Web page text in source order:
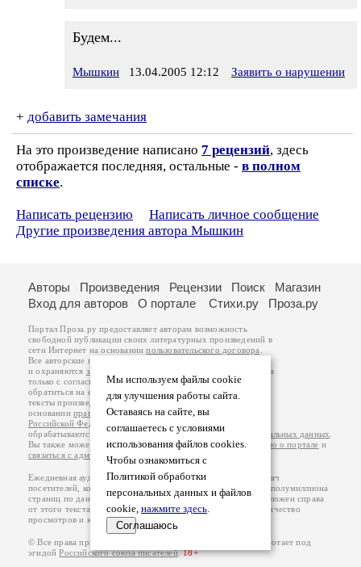
Будем...
Мышкин 13.04.2005 12:12 Заявить о нарушении
+ добавить замечания
На это произведение написано 7 рецензий, здесь
отображается последняя, остальные - в полном
списке.
Написать рецензию
Написать личное сообщение
Другие произведения автора Мышкин
Мы используем файлы cookie
для улучшения работы сайта.
Оставаясь на сайте, вы
соглашаетесь с условиями
использования файлов cookies.
Чтобы ознакомиться с
Политикой обработки
персональных данных и файлов
cookie, нажмите здесь.
Соглашаюсь
Авторы Произведения Рецензии Поиск
Магазин
Вход для авторов
О портале Стихи.ру Проза.ру
Портал Проза.ру предоставляет авторам возможность
свободной публикации своих литературных произведений в
сети Интернет на основаниипользовательского договора
Все авторские права на произведения принадлежат авторам
и охраняются законом
. Перепечатка произведений возможна
только с согласия его автора, к которому вы можете
обратиться на его авторской странице. Ответственность за
тексты произведений авторы несут самостоятельно на
основанииправил публикацииизаконодательства
Российской Федерации
обрабатываются на основанииПолитики обработки персональных данных
Вы также можете посмотреть более подробнуюинформацию о портале и
связаться с администрацией
Ежедневная аудитория портала Проза.ру – порядка 100 тысяч
посетителей, которые в общей сумме просматривают более полумиллиона
страниц по данным счетчика посещаемости, который расположен справа
от этого текста. В каждой графе указано по две цифры: количество
просмотров и количество посетителей.
© Все права принадлежат авторам, 2000-2026. Портал работает под
эгидойРоссийского союза писателей.18+